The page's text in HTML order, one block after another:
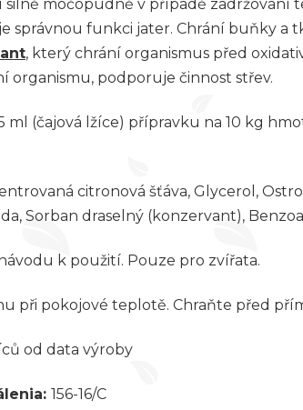
silně močopudně v případě zadržování
správnou funkci jater. Chrání buňky a
, který chrání organismus před
organismu, podporuje činnost střev.
ml (čajová lžíce) přípravku na 10 kg
citronová šťáva, Glycerol,
Sorban draselný (konzervant),
k použití. Pouze pro zvířata.
při pokojové teplotě. Chraňte před
od data výroby
156-16/C